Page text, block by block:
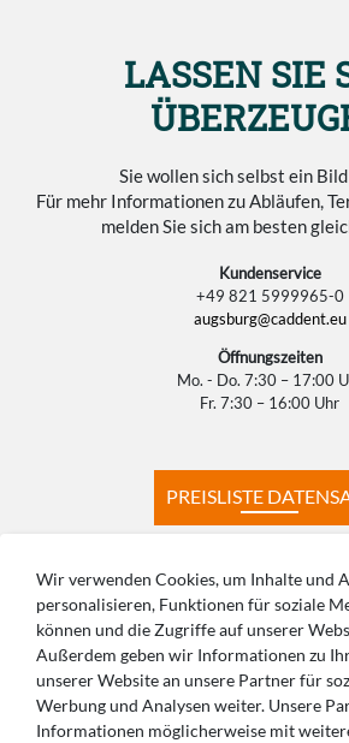
LASSEN SIE
Sie wollen sich selbst ein
Für mehr Informationen zu Abläufen,
melden Sie sich am besten
Kundenservice
+49 821 5999965-0
augsburg@caddent.eu
Öffnungszeiten
Mo. - Do. 7:30 – 17:00
Fr. 7:30 – 16:00 Uhr
PREISLISTE
PRODUKTIONSZEITEN
Wir verwenden Cookies, um Inhalte und
personalisieren, Funktionen für soziale
können und die Zugriffe auf unserer
Außerdem geben wir Informationen zu
unserer Website an unsere Partner für
Werbung und Analysen weiter. Unsere
Informationen möglicherweise mit